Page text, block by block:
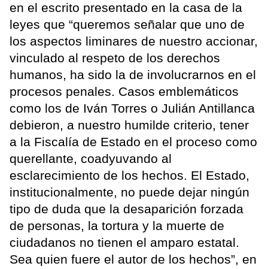
en el escrito presentado en la casa de la
leyes que “queremos señalar que uno de
los aspectos liminares de nuestro accionar,
vinculado al respeto de los derechos
humanos, ha sido la de involucrarnos en el
procesos penales. Casos emblemáticos
como los de Iván Torres o Julián Antillanca
debieron, a nuestro humilde criterio, tener
a la Fiscalía de Estado en el proceso como
querellante, coadyuvando al
esclarecimiento de los hechos. El Estado,
institucionalmente, no puede dejar ningún
tipo de duda que la desaparición forzada
de personas, la tortura y la muerte de
ciudadanos no tienen el amparo estatal.
Sea quien fuere el autor de los hechos”, en